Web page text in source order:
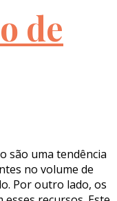
de
são uma tendência
no volume de
Por outro lado, os